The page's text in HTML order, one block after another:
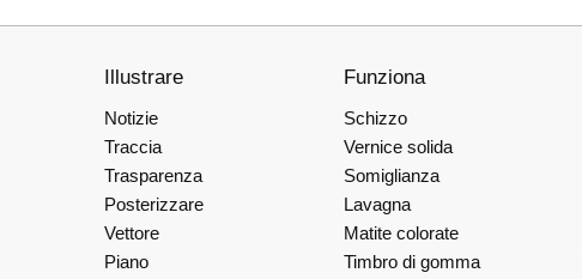
Illustrare
Notizie
Traccia
Trasparenza
Posterizzare
Vettore
Piano
Funziona
Schizzo
Vernice solida
Somiglianza
Lavagna
Matite colorate
Timbro di gomma